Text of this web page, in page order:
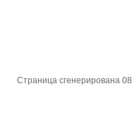
Страница сгенерирована